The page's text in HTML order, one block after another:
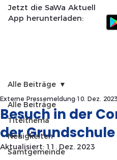
Jetzt die SaWa Aktuell
App herunterladen:
Alle Beiträge
Titelthema
Neuigkeiten
Samtgemeinde
Alle Beiträge
Besuch in der
der
Externe Pressemeldung 10. Dez. 2023
Aktualisiert: 11. Dez. 2023